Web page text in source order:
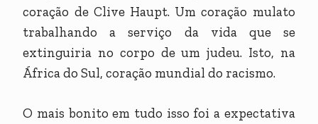
coração de Clive Haupt. Um coração mulato
trabalhando a serviço da vida que se
extinguiria no corpo de um judeu. Isto, na
África do Sul, coração mundial do racismo.
O mais bonito em tudo isso foi a expectativa